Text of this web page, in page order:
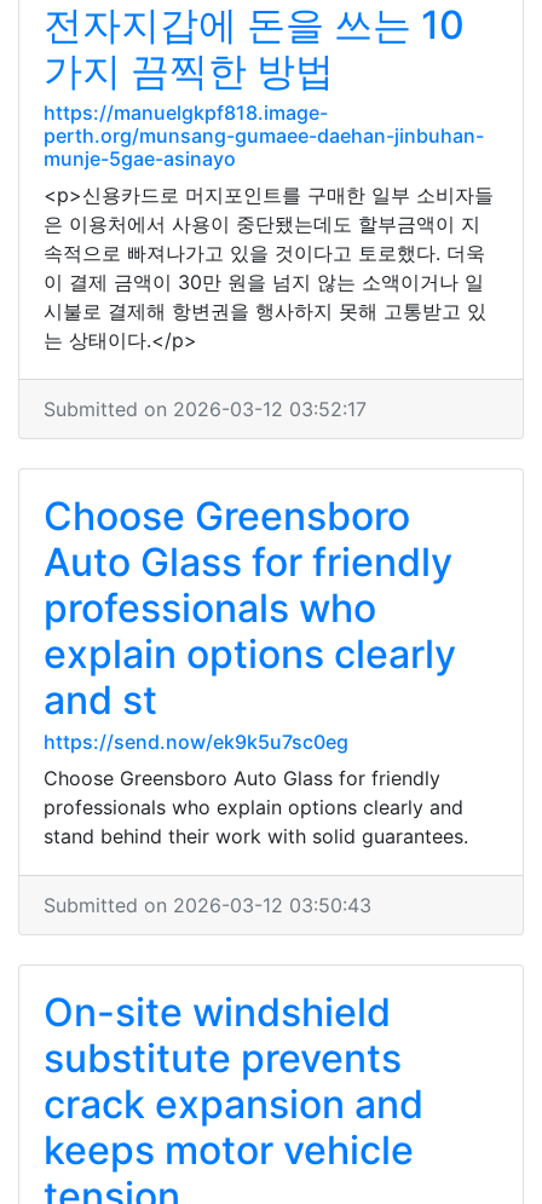
전자지갑에 돈을 쓰는 10
가지 끔찍한 방법
https://manuelgkpf818.image-
perth.org/munsang-gumaee-daehan-jinbuhan-
munje-5gae-asinayo
<p>신용카드로 머지포인트를 구매한 일부 소비자들
은 이용처에서 사용이 중단됐는데도 할부금액이 지
속적으로 빠져나가고 있을 것이다고 토로했다. 더욱
이 결제 금액이 30만 원을 넘지 않는 소액이거나 일
시불로 결제해 항변권을 행사하지 못해 고통받고 있
는 상태이다.</p>
Submitted on 2026-03-12 03:52:17
Choose Greensboro
Auto Glass for friendly
professionals who
explain options clearly
and st
https://send.now/ek9k5u7sc0eg
Choose Greensboro Auto Glass for friendly
professionals who explain options clearly and
stand behind their work with solid guarantees.
Submitted on 2026-03-12 03:50:43
On-site windshield
substitute prevents
crack expansion and
keeps motor vehicle